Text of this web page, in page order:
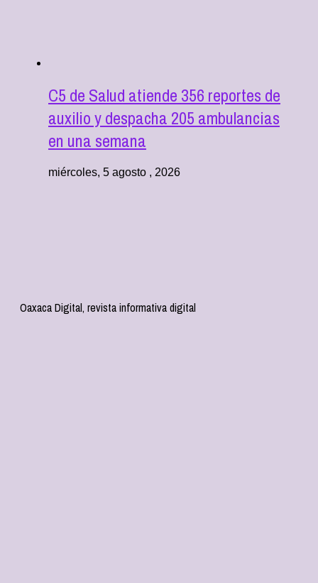
C5 de Salud atiende 356 reportes de
auxilio y despacha 205 ambulancias
en una semana
miércoles, 5 agosto , 2026
Oaxaca Digital, revista informativa digital